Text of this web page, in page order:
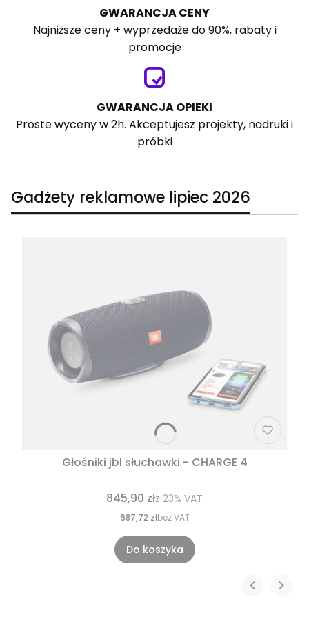
GWARANCJA CENY
Najniższe ceny + wyprzedaże do 90%, rabaty i
promocje
GWARANCJA OPIEKI
Proste wyceny w 2h. Akceptujesz projekty, nadruki i
próbki
Gadżety reklamowe lipiec 2026
Głośniki jbl słuchawki - CHARGE 4
845,90 złz 23% VAT
687,72 złbez VAT
Do koszyka